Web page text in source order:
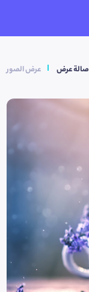
صالة عرض عرض الصور